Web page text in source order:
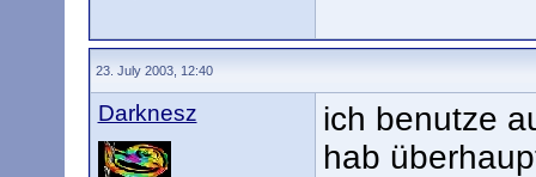
23. July 2003, 12:40
Darknesz
ich benutze
hab